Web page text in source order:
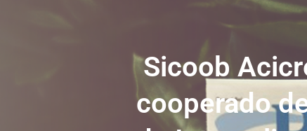
Sicoob
cooperado